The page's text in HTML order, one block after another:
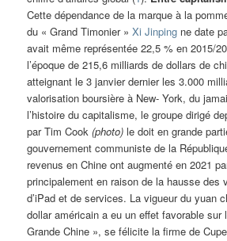
Cette dépendance de la marque à la
du « Grand Timonier »Xi Jinping ne date
avait même représentée 22,5 % en 2015/
l’époque de 215,6 milliards de dollars de
atteignant le 3 janvier dernier les 3.000
valorisation boursière à New- York, du
l’histoire du capitalisme, le groupe dirigé
par Tim Cook(photo) le doit en grande
gouvernement communiste de la
revenus en Chine ont augmenté en 2021
principalement en raison de la hausse des
d’iPad et de services. La vigueur du yuan
dollar américain a eu un effet favorable
Grande Chine », se félicite la firme de